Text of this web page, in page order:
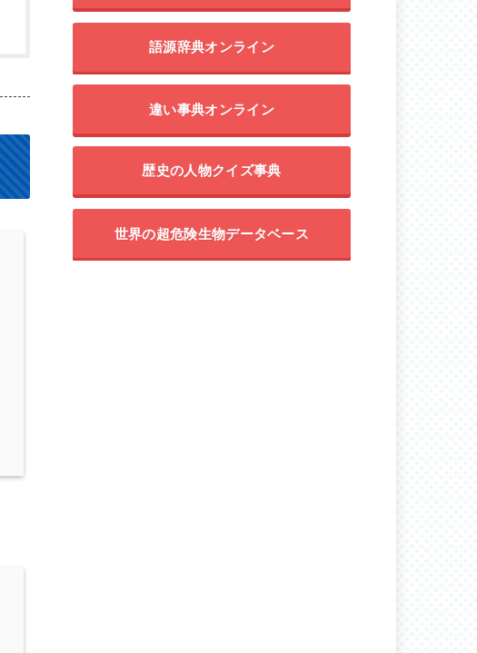
語源辞典オンライン
違い事典オンライン
歴史の人物クイズ事典
世界の超危険生物データベース